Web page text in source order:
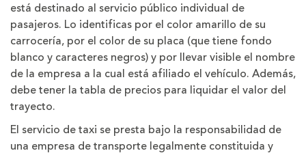
está destinado al servicio público individual de
pasajeros. Lo identificas por el color amarillo de su
carrocería, por el color de su placa (que tiene fondo
blanco y caracteres negros) y por llevar visible el nombre
de la empresa a la cual está afiliado el vehículo. Además,
debe tener la tabla de precios para liquidar el valor del
trayecto.
El servicio de taxi se presta bajo la responsabilidad de
una empresa de transporte legalmente constituida y